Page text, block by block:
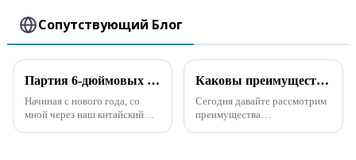
Сопутствующий Блог
Партия 6-дюймовых самовсасывающих канализационных насосов отправляется в Сингапур
Начиная с нового года, со
мной через наш китайский
Каковы преимущества самовсасывающих насосов по сравнению с погружными насосами?
Сегодня давайте рассмотрим
преимущества